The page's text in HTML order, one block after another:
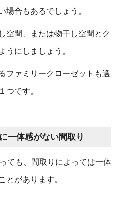
場合もあるでしょう。
空間、または物干し空間とク
うにしましょう。
ファミリークローゼットも選
つです。
一体感がない間取り
ても、間取りによっては一体
とがあります。